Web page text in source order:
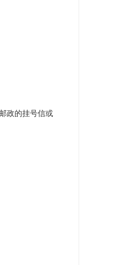
政的挂号信或